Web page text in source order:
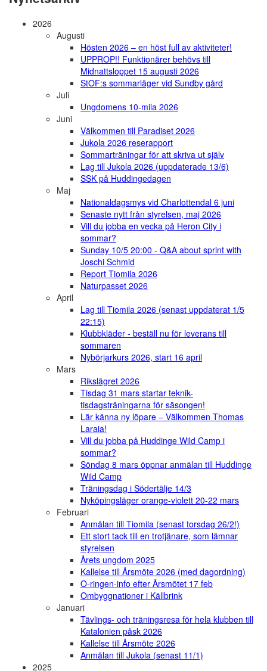
2026
Augusti
Hösten 2026 – en höst full av aktiviteter!
UPPROP!! Funktionärer behövs till
Midnattsloppet 15 augusti 2026
StOF:s sommarläger vid Sundby gård
Juli
Ungdomens 10-mila 2026
Juni
Välkommen till Paradiset 2026
Jukola 2026 reserapport
Sommarträningar för att skriva ut själv
Lag till Jukola 2026 (uppdaterade 13/6)
SSK på Huddingedagen
Maj
Nationaldagsmys vid Charlottendal 6 juni
Senaste nytt från styrelsen, maj 2026
Vill du jobba en vecka på Heron City i
sommar?
Sunday 10/5 20:00 - Q&A about sprint with
Joschi Schmid
Report Tiomila 2026
Naturpasset 2026
April
Lag till Tiomila 2026 (senast uppdaterat 1/5
22:15)
Klubbkläder - beställ nu för leverans till
sommaren
Nybörjarkurs 2026, start 16 april
Mars
Rikslägret 2026
Tisdag 31 mars startar teknik-
tisdagsträningarna för säsongen!
Lär känna ny löpare – Välkommen Thomas
Laraia!
Vill du jobba på Huddinge Wild Camp i
sommar?
Söndag 8 mars öppnar anmälan till Huddinge
Wild Camp
Träningsdag i Södertälje 14/3
Nyköpingsläger orange-violett 20-22 mars
Februari
Anmälan till Tiomila (senast torsdag 26/2!)
Ett stort tack till en trotjänare, som lämnar
styrelsen
Årets ungdom 2025
Kallelse till Årsmöte 2026 (med dagordning)
O-ringen-info efter Årsmötet 17 feb
Ombyggnationer i Källbrink
Januari
Tävlings- och träningsresa för hela klubben till
Katalonien påsk 2026
Kallelse till Årsmöte 2026
Anmälan till Jukola (senast 11/1)
2025